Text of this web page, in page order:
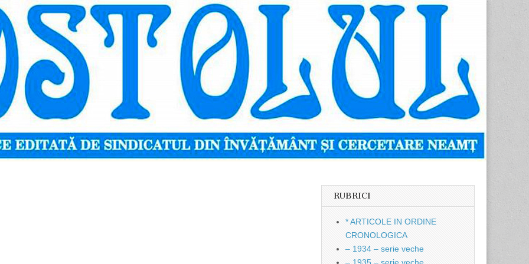
RUBRICI
* ARTICOLE IN ORDINE
CRONOLOGICA
– 1934 – serie veche